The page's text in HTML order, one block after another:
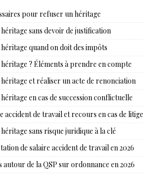
pour refuser un héritage
sans devoir de justification
quand on doit des impôts
? Éléments à prendre en compte
et réaliser un acte de renonciation
en cas de succession conflictuelle
accident de travail et recours en cas de litige
sans risque juridique à la clé
de salaire accident de travail en 2026
autour de la QSP sur ordonnance en 2026